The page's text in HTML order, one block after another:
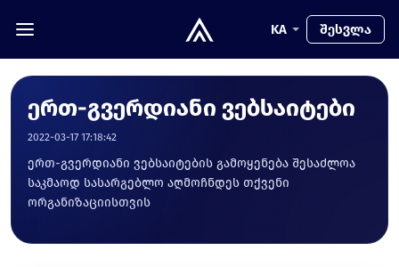
KA შესვლა
ერთ-გვერდიანი ვებსაიტები
2022-03-17 17:18:42
ერთ-გვერდიანი ვებსაიტების გამოყენება შესაძლოა
საკმაოდ სასარგებლო აღმოჩნდეს თქვენი
ორგანიზაციისთვის